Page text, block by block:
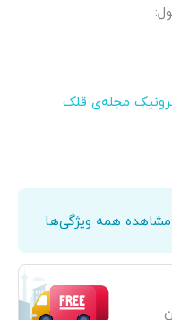
مجله‌ی قلک
مشاهده همه ویژگی‌ها